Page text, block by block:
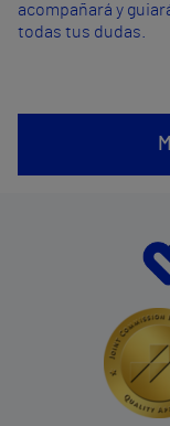
acompañará y
todas tus dudas.